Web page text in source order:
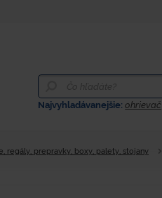
Najvyhladávanejšie:ohrievač
regály, prepravky, boxy, palety, stojany